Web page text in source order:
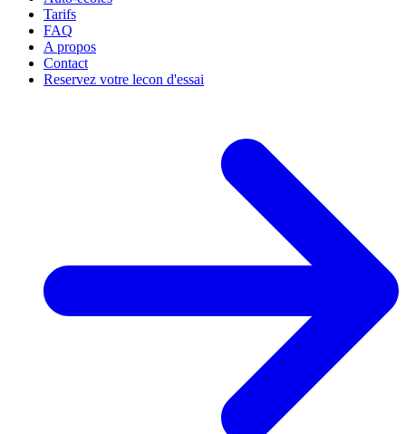
Tarifs
FAQ
A propos
Contact
Reservez votre lecon d'essai